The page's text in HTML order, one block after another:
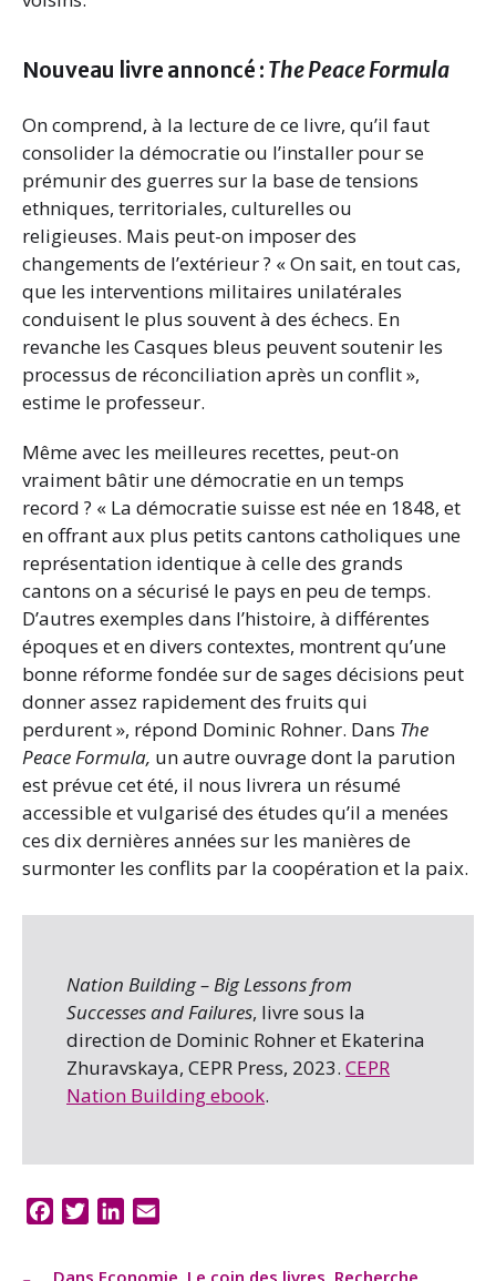
Nouveau livre annoncé : The Peace Formula
On comprend, à la lecture de ce livre, qu’il faut
consolider la démocratie ou l’installer pour se
prémunir des guerres sur la base de tensions
ethniques, territoriales, culturelles ou
religieuses. Mais peut-on imposer des
changements de l’extérieur ? « On sait, en tout cas,
que les interventions militaires unilatérales
conduisent le plus souvent à des échecs. En
revanche les Casques bleus peuvent soutenir les
processus de réconciliation après un conflit »,
estime le professeur.
Même avec les meilleures recettes, peut-on
vraiment bâtir une démocratie en un temps
record ? « La démocratie suisse est née en 1848, et
en offrant aux plus petits cantons catholiques une
représentation identique à celle des grands
cantons on a sécurisé le pays en peu de temps.
D’autres exemples dans l’histoire, à différentes
époques et en divers contextes, montrent qu’une
bonne réforme fondée sur de sages décisions peut
donner assez rapidement des fruits qui
perdurent », répond Dominic Rohner. Dans The
Peace Formula, un autre ouvrage dont la parution
est prévue cet été, il nous livrera un résumé
accessible et vulgarisé des études qu’il a menées
ces dix dernières années sur les manières de
surmonter les conflits par la coopération et la paix.
Nation Building – Big Lessons from
Successes and Failures, livre sous la
direction de Dominic Rohner et Ekaterina
Zhuravskaya, CEPR Press, 2023. CEPR
Nation Building ebook.